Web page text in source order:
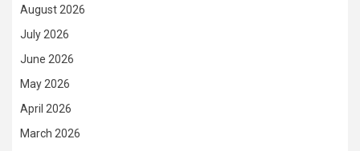
August 2026
July 2026
June 2026
May 2026
April 2026
March 2026